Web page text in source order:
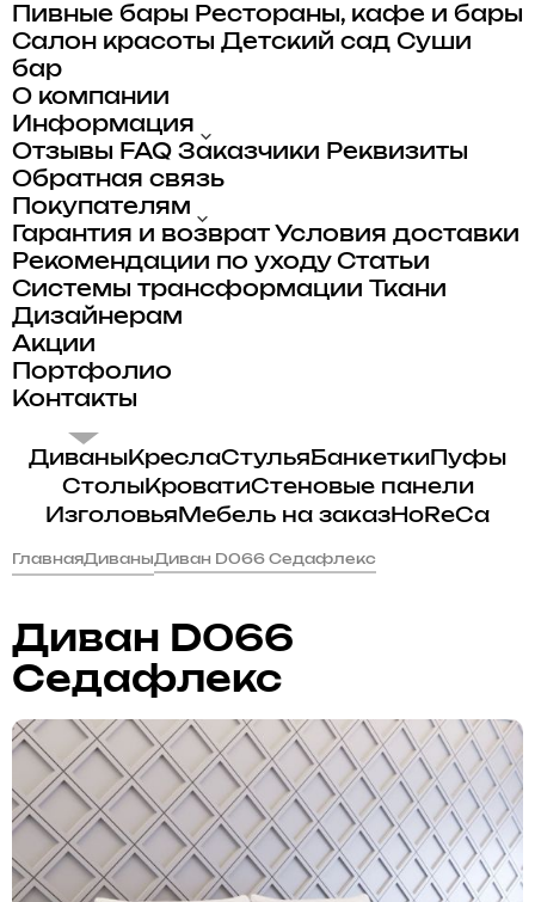
Пивные бары Рестораны, кафе и бары
Салон красоты Детский сад Суши
бар
О компании
Информация
Отзывы FAQ Заказчики Реквизиты
Обратная связь
Покупателям
Гарантия и возврат Условия доставки
Рекомендации по уходу Статьи
Системы трансформации
Ткани
Дизайнерам
Акции
Портфолио
Контакты
ДиваныКреслаСтульяБанкеткиПуфы
СтолыКроватиСтеновые панели
Изголовья Мебель на заказHoReCa
ГлавнаяДиваныДиван D066 Седафлекс
Диван D066
Седафлекс